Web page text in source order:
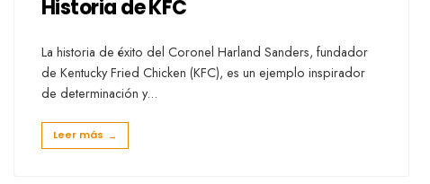
Historia de KFC
La historia de éxito del Coronel Harland Sanders, fundador
de Kentucky Fried Chicken (KFC), es un ejemplo inspirador
de determinación y...
Leer más →